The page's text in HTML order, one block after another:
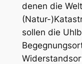
denen die
(Natur-
sollen die